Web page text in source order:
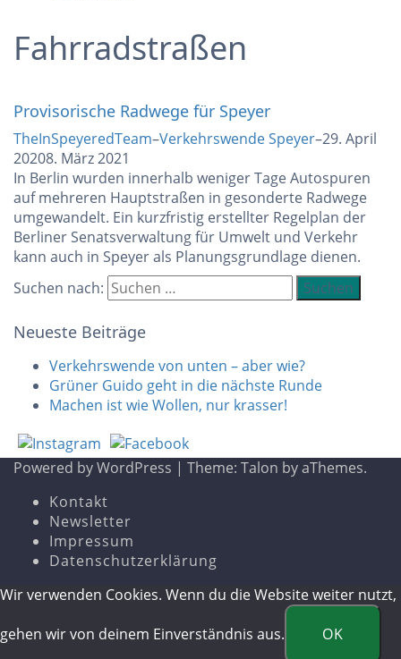
Fahrradstraßen
Provisorische Radwege für Speyer
TheInSpeyeredTeam–Verkehrswende Speyer–29. April
20208. März 2021
In Berlin wurden innerhalb weniger Tage Autospuren
auf mehreren Hauptstraßen in gesonderte Radwege
umgewandelt. Ein kurzfristig erstellter Regelplan der
Berliner Senatsverwaltung für Umwelt und Verkehr
kann auch in Speyer als Planungsgrundlage dienen.
Suchen nach:
Neueste Beiträge
Verkehrswende von unten – aber wie?
Grüner Guido geht in die nächste Runde
Machen ist wie Wollen, nur krasser!
Powered by WordPress | Theme: Talon by aThemes.
Kontakt
Newsletter
Impressum
Datenschutzerklärung
Wir verwenden Cookies. Wenn du die Website weiter nutzt,
gehen wir von deinem Einverständnis aus.
OK